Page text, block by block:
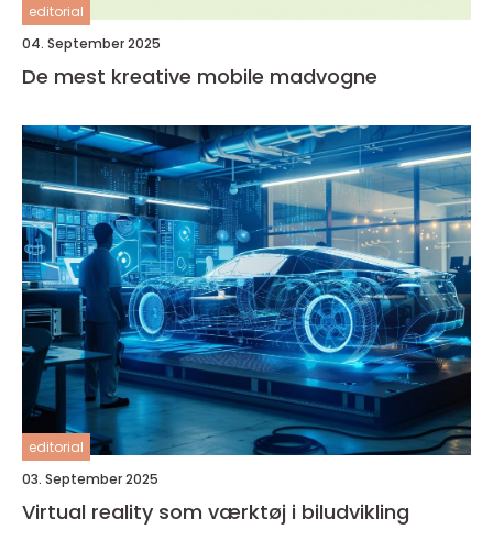
editorial
04. September 2025
De mest kreative mobile madvogne
editorial
03. September 2025
Virtual reality som værktøj i biludvikling